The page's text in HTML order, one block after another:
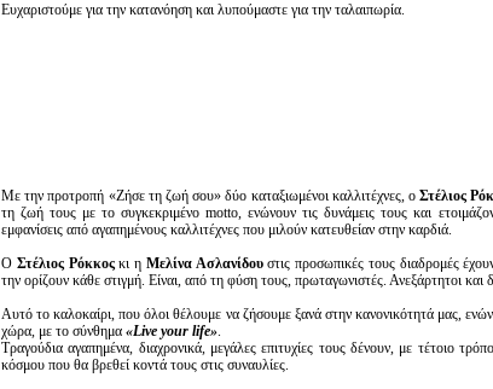
Ευχαριστούμε για την κατανόηση και λυπούμαστε για την ταλαιπωρία.
Με την προτροπή «Ζήσε τη ζωή σου» δύο καταξιωμένοι καλλιτέχνες, οΣτέλιος
τη ζωή τους με το συγκεκριμένο motto, ενώνουν τις δυνάμεις τους και
εμφανίσεις από αγαπημένους καλλιτέχνες που μιλούν κατευθείαν στην καρδιά.
Ο Στέλιος Ρόκκοςκι η Μελίνα Ασλανίδουστις προσωπικές τους διαδρομές
την ορίζουν κάθε στιγμή. Είναι, από τη φύση τους, πρωταγωνιστές. Ανεξάρτητοι και
Αυτό το καλοκαίρι, που όλοι θέλουμε να ζήσουμε ξανά στην κανονικότητά μας,
χώρα, με το σύνθημα «Live your life».
Τραγούδια αγαπημένα, διαχρονικά, μεγάλες επιτυχίες τους δένουν, με τέτοιο
κόσμου που θα βρεθεί κοντά τους στις συναυλίες.